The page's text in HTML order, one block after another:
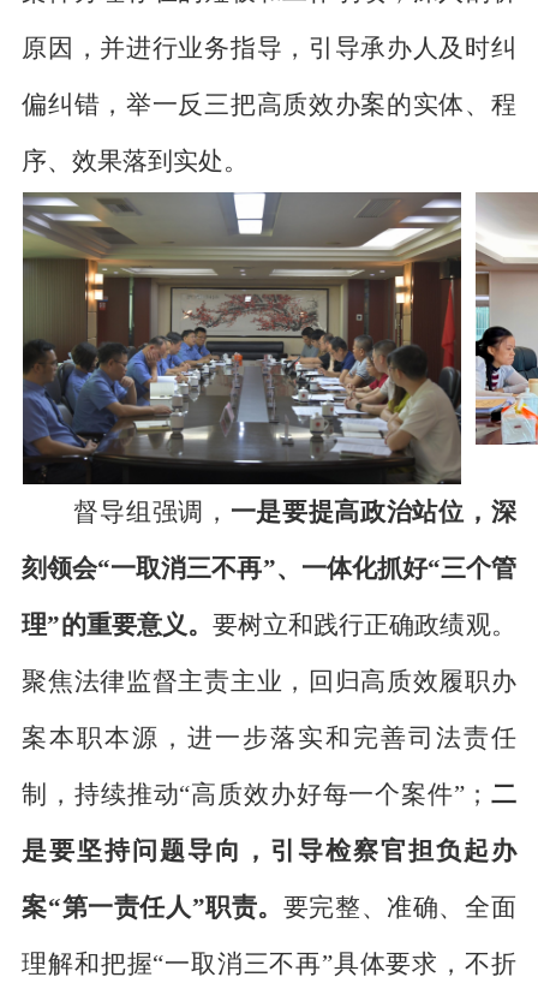
原因，并进行业务指导，引导承办人及时纠
偏纠错，举一反三把高质效办案的实体、程
序、效果落到实处。
督导组强调， 一是要提高政治站位，深
刻领会“一取消三不再”、一体化抓好“三个管
理”的重要意义。 要树立和践行正确政绩观。
聚焦法律监督主责主业，回归高质效履职办
案本职本源，进一步落实和完善司法责任
制，持续推动“高质效办好每一个案件”； 二
是要坚持问题导向，引导检察官担负起办
案“第一责任人”职责。 要完整、准确、全面
理解和把握“一取消三不再”具体要求，不折